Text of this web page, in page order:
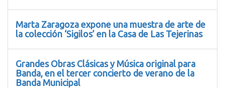
Marta Zaragoza expone una muestra de arte de
la colección ‘Sigilos’ en la Casa de Las Tejerinas
Grandes Obras Clásicas y Música original para
Banda, en el tercer concierto de verano de la
Banda Municipal